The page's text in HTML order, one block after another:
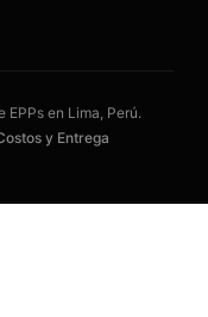
EPPs en Lima, Perú.
y Entrega